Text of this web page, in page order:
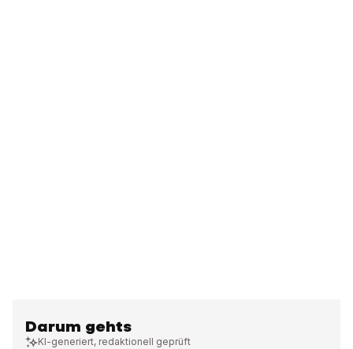
Darum gehts
KI-generiert, redaktionell geprüft